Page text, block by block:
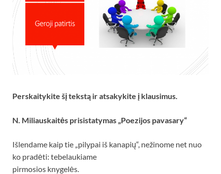
Perskaitykite šį tekstą ir atsakykite į klausimus.
N. Miliauskaitės prisistatymas „Poezijos pavasary“
Išlendame kaip tie „pilypai iš kanapių“, nežinome net nuo
ko pradėti: tebelaukiame
pirmosios knygelės.